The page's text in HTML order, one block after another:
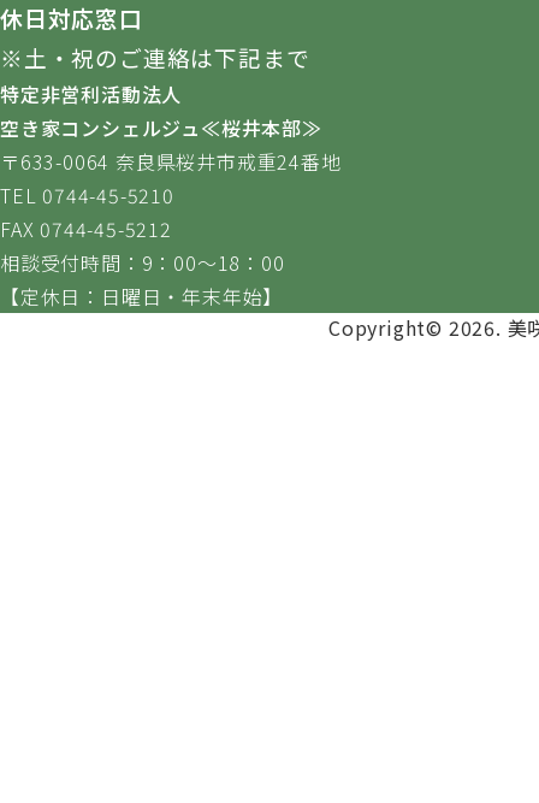
休日対応窓口
※土・祝のご連絡は下記まで
特定非営利活動法人
空き家コンシェルジュ≪桜井本部≫
〒633-0064 奈良県桜井市戒重24番地
TEL 0744-45-5210
FAX 0744-45-5212
相談受付時間：9：00～18：00
【定休日：日曜日・年末年始】
Copyright© 2026. 美